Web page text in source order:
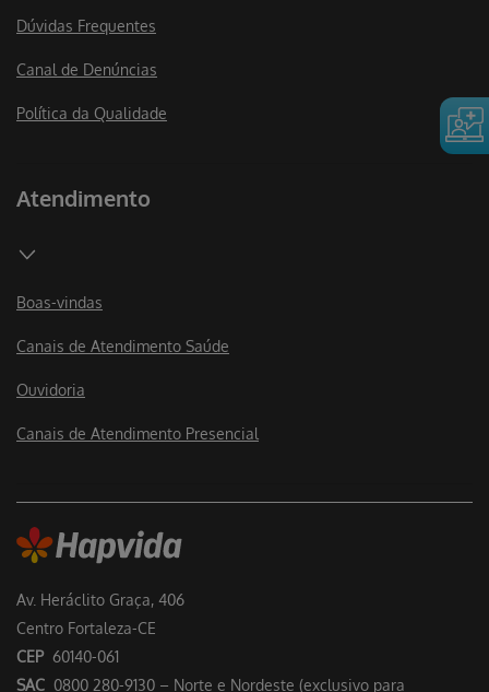
Av. Heráclito Graça, 406
Centro Fortaleza-CE
CEP 60140-061
SAC 0800 280-9130 – Norte e Nordeste (exclusivo para
Dúvidas Frequentes
Canal de Denúncias
Política da Qualidade
Atendimento
Boas-vindas
Canais de Atendimento Saúde
Ouvidoria
Canais de Atendimento Presencial